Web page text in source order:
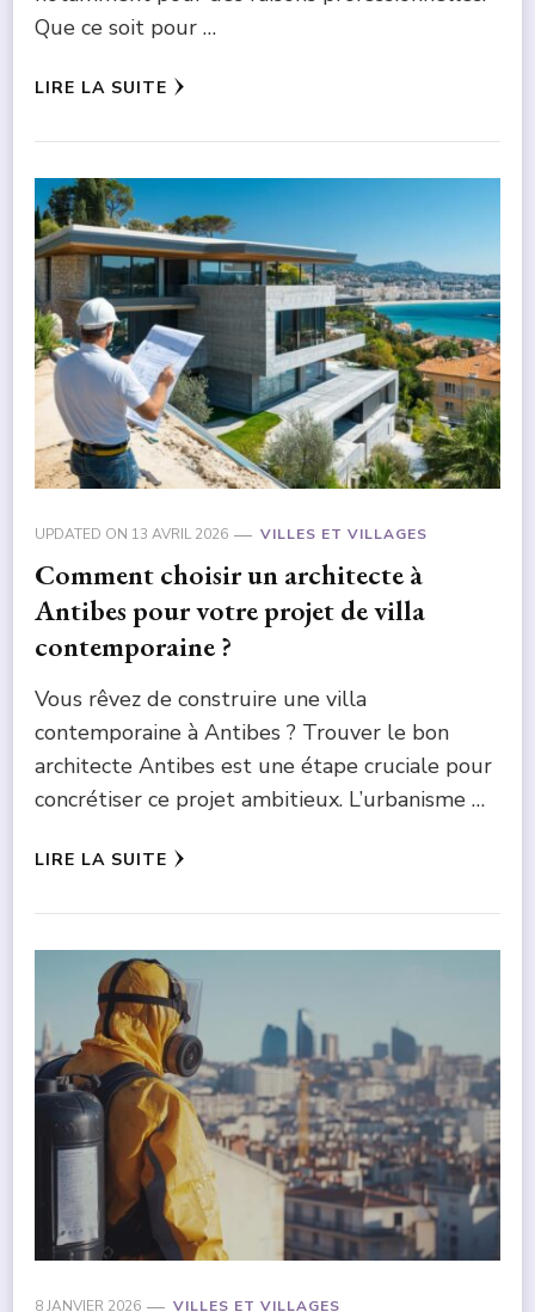
Que ce soit pour …
LIRE LA SUITE
UPDATED ON 13 AVRIL 2026 VILLES ET VILLAGES
Comment choisir un architecte à
Antibes pour votre projet de villa
contemporaine ?
Vous rêvez de construire une villa
contemporaine à Antibes ? Trouver le bon
architecte Antibes est une étape cruciale pour
concrétiser ce projet ambitieux. L’urbanisme …
LIRE LA SUITE
8 JANVIER 2026 VILLES ET VILLAGES